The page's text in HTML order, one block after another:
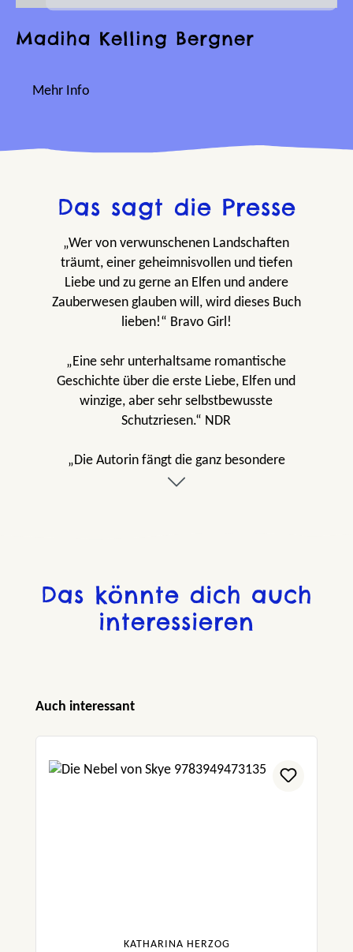
Madiha Kelling Bergner
Mehr Info
Das sagt die Presse
„Wer von verwunschenen Landschaften
träumt, einer geheimnisvollen und tiefen
Liebe und zu gerne an Elfen und andere
Zauberwesen glauben will, wird dieses Buch
lieben!“ Bravo Girl!
„Eine sehr unterhaltsame romantische
Geschichte über die erste Liebe, Elfen und
winzige, aber sehr selbstbewusste
Schutzriesen.“ NDR
„Die Autorin fängt die ganz besondere
Atmosphäre Islands ein und zieht auch
„Absolut gelungener Einzelband, den ich nicht
mehr aus der Hand legen wollte, mit einem
„Zum Abtauchen, Fallenlassen und
einer starken Story, die die Fantasie des
prettytigerbuch.blogspot.com
Das könnte dich auch
interessieren
Produktgalerie überspringen
Auch interessant
KATHARINA HERZOG